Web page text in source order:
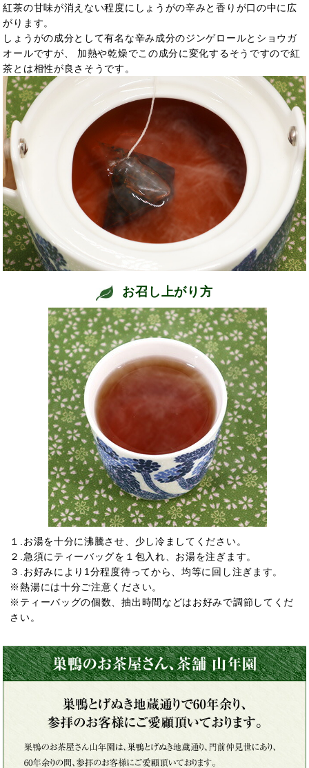
紅茶の甘味が消えない程度にしょうがの辛みと香りが口の中に広
がります。
しょうがの成分として有名な辛み成分のジンゲロールとショウガ
オールですが、 加熱や乾燥でこの成分に変化するそうですので紅
茶とは相性が良さそうです。
お召し上がり方
１.お湯を十分に沸騰させ、少し冷ましてください。
２.急須にティーバッグを１包入れ、お湯を注ぎます。
３.お好みにより1分程度待ってから、均等に回し注ぎます。
※熱湯には十分ご注意ください。
※ティーバッグの個数、抽出時間などはお好みで調節してくだ
さい。